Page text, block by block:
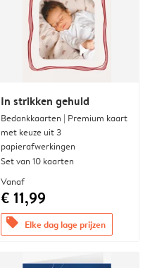
In strikken gehuld
Bedankkaarten | Premium kaart
met keuze uit 3
papierafwerkingen
Set van 10 kaarten
Vanaf
€ 11,99
offers Elke dag lage prijzen